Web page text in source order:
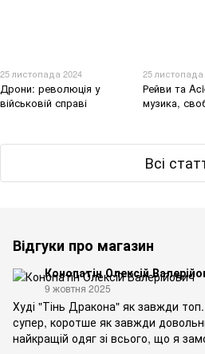
25 листопада 2024
Дрони: революція у
військовій справі
25 листопада
Рейви та
музика,
Всі
Відгуки про магазин
Конопатін Олексій
9 жовтня 2025
Худі "Тінь Дракона" як завжди
супер, коротше як завжди
найкращій одяг зі всього, що я